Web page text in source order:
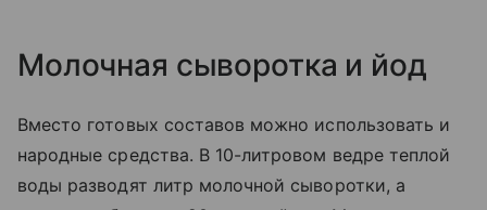
Молочная сыворотка и йод
Вместо готовых составов можно использовать и
народные средства. В 10-литровом ведре теплой
воды разводят литр молочной сыворотки, а